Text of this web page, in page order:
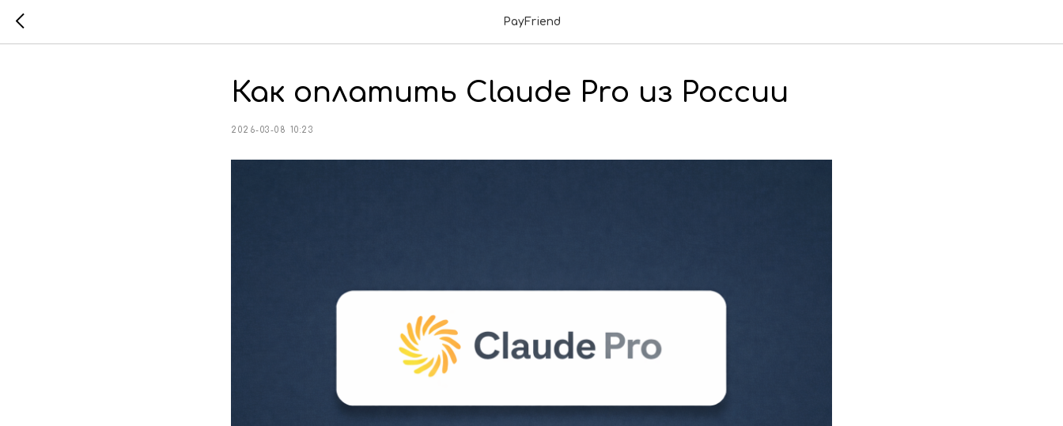
PayFriend
Как оплатить Claude Pro из России
2026-03-08 10:23